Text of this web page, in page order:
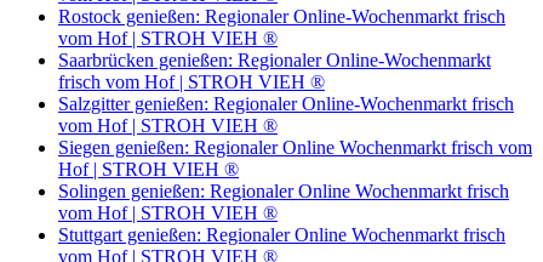
Rostock genießen: Regionaler Online-Wochenmarkt frisch
vom Hof | STROH VIEH ®
Saarbrücken genießen: Regionaler Online-Wochenmarkt
frisch vom Hof | STROH VIEH ®
Salzgitter genießen: Regionaler Online-Wochenmarkt frisch
vom Hof | STROH VIEH ®
Siegen genießen: Regionaler Online Wochenmarkt frisch vom
Hof | STROH VIEH ®
Solingen genießen: Regionaler Online Wochenmarkt frisch
vom Hof | STROH VIEH ®
Stuttgart genießen: Regionaler Online Wochenmarkt frisch
vom Hof | STROH VIEH ®